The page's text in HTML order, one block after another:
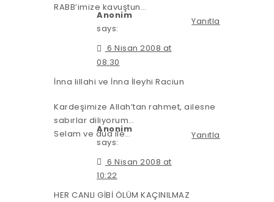
RABB’imize kavuştun…
Yanıtla
Anonim
says:
6 Nisan 2008 at
08:30
İnna lillahi ve İnna İleyhi Raciun
Kardeşimize Allah’tan rahmet, ailesne
sabırlar diliyorum…
Selam ve dua ile…
Yanıtla
Anonim
says:
6 Nisan 2008 at
10:22
HER CANLI GİBİ ÖLÜM KAÇINILMAZ